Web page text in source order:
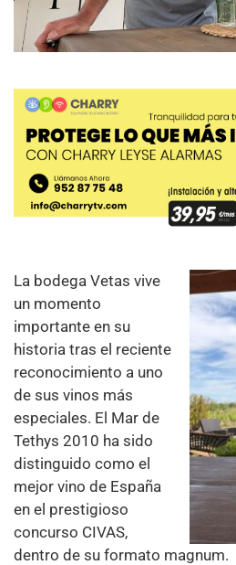
La bodega Vetas vive
un momento
importante en su
historia tras el reciente
reconocimiento a uno
de sus vinos más
especiales. El Mar de
Tethys 2010 ha sido
distinguido como el
mejor vino de España
en el prestigioso
concurso CIVAS,
dentro de su formato magnum.